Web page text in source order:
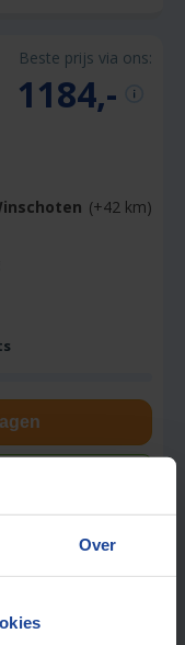
Over
Beste prijs via ons:
1184,-
(+42 km)